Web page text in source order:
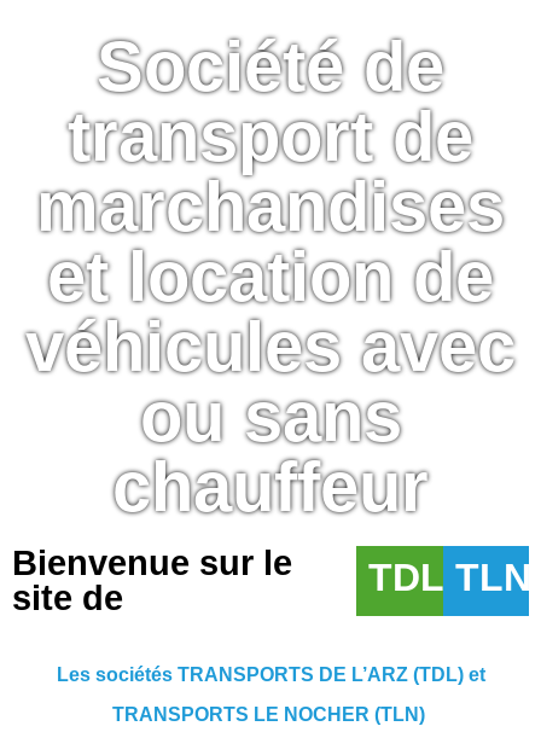
Société de
transport de
marchandises
et location de
véhicules avec
ou sans
chauffeur
Bienvenue sur le
site de
TDL TLN
Les sociétés TRANSPORTS DE L’ARZ (TDL) et
TRANSPORTS LE NOCHER (TLN)